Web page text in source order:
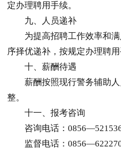
定办理聘用手续。
九、人员递补
为提高招聘工作效率和满
序择优递补，按规定办理聘用
十、薪酬待遇
薪酬按照现行警务辅助人
整。
十一、报考咨询
咨询电话：
监督电话：